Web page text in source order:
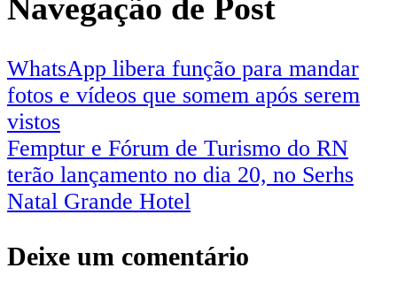
Navegação de Post
WhatsApp libera função para mandar
fotos e vídeos que somem após serem
vistos
Femptur e Fórum de Turismo do RN
terão lançamento no dia 20, no Serhs
Natal Grande Hotel
Deixe um comentário